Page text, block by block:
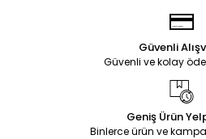
Güvenli
Güvenli ve kolay
Geniş Ürün
Binlerce ürün ve